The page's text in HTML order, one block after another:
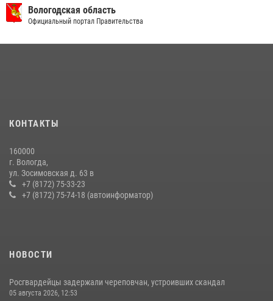
В Великом Устюге росгвардейцы задержали мужчин, устроивших
стрельбу
Росгвардии в Вологодской области
В Соколе росгвардейцы задержали двух нетрезвых мужчин,
угрожавших молодежи расправой
08 июля 2026, 07:52 1
Вологодская область
Официальный портал Правительства
КОНТАКТЫ
160000
г. Вологда,
ул. Зосимовская д. 63 в
+7 (8172) 75-33-23
+7 (8172) 75-74-18 (автоинформатор)
НОВОСТИ
Росгвардейцы задержали череповчан, устроивших скандал
05 августа 2026, 12:53